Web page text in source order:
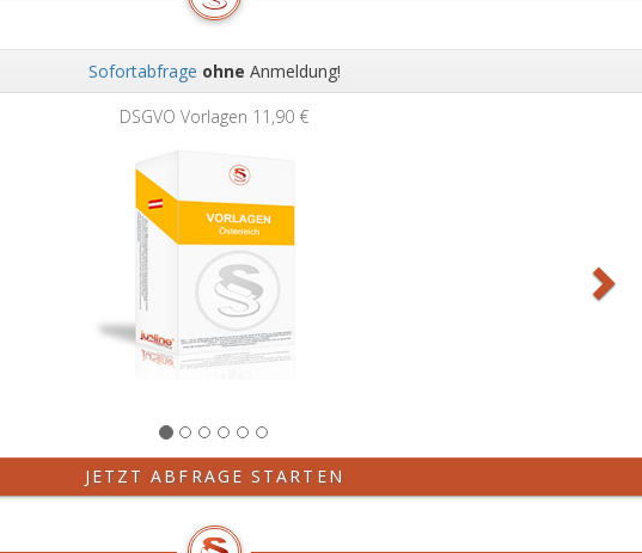
Sofortabfrage ohne Anmeldung!
DSGVO Vorlagen 11,90 €
JETZT ABFRAGE STARTEN